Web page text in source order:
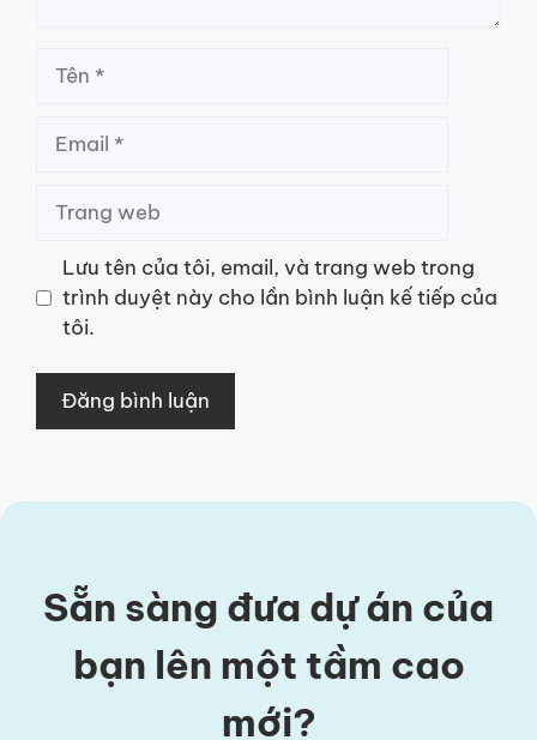
web
Lưu tên của tôi, email, và trang web trong
trình duyệt này cho lần bình luận kế tiếp của
tôi.
Sẵn sàng đưa dự án của
bạn lên một tầm cao
mới?